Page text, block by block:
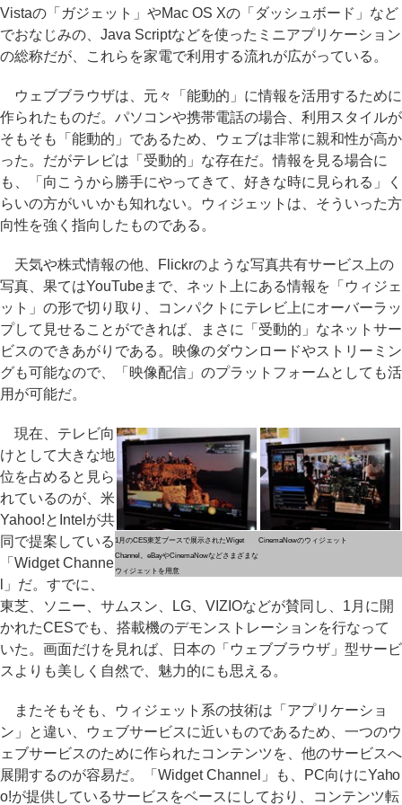
Vistaの「ガジェット」やMac OS Xの「ダッシュボード」など
でおなじみの、Java Scriptなどを使ったミニアプリケーション
の総称だが、これらを家電で利用する流れが広がっている。
ウェブブラウザは、元々「能動的」に情報を活用するために
作られたものだ。パソコンや携帯電話の場合、利用スタイルが
そもそも「能動的」であるため、ウェブは非常に親和性が高か
った。だがテレビは「受動的」な存在だ。情報を見る場合に
も、「向こうから勝手にやってきて、好きな時に見られる」く
らいの方がいいかも知れない。ウィジェットは、そういった方
向性を強く指向したものである。
天気や株式情報の他、Flickrのような写真共有サービス上の
写真、果てはYouTubeまで、ネット上にある情報を「ウィジェ
ット」の形で切り取り、コンパクトにテレビ上にオーバーラッ
プして見せることができれば、まさに「受動的」なネットサー
ビスのできあがりである。映像のダウンロードやストリーミン
グも可能なので、「映像配信」のプラットフォームとしても活
用が可能だ。
1月のCES東芝ブースで展示されたWiget
Channel。eBayやCinemaNowなどさまざまな
ウィジェットを用意
CinemaNowのウィジェット
現在、テレビ向
けとして大きな地
位を占めると見ら
れているのが、米
Yahoo!とIntelが共
同で提案している
「Widget Channe
l」だ。すでに、
東芝、ソニー、サムスン、LG、VIZIOなどが賛同し、1月に開
かれたCESでも、搭載機のデモンストレーションを行なって
いた。画面だけを見れば、日本の「ウェブブラウザ」型サービ
スよりも美しく自然で、魅力的にも思える。
またそもそも、ウィジェット系の技術は「アプリケーショ
ン」と違い、ウェブサービスに近いものであるため、一つのウ
ェブサービスのために作られたコンテンツを、他のサービスへ
展開するのが容易だ。「Widget Channel」も、PC向けにYaho
o!が提供しているサービスをベースにしており、コンテンツ転